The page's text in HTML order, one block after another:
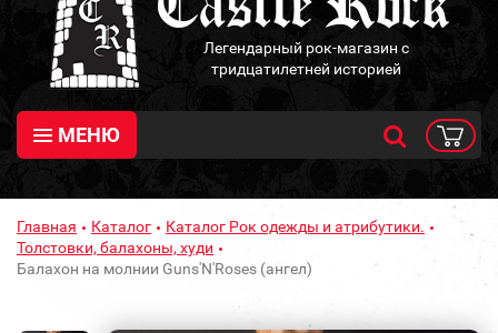
Легендарный рок-магазин с
тридцатилетней историей
МЕНЮ
Главная Каталог
Каталог Рок одежды и атрибутики.
Толстовки, балахоны, худи
Балахон на молнии Guns'N'Roses (ангел)